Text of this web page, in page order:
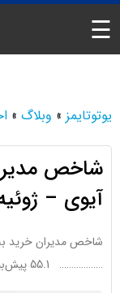
تحلیل تکنیکال
ارز دیجیتال
☰
یوتوتایمز » وبلاگ »
شاخص
آیوی –
……………… 55.1 پیش‌بینی ……………. 55.4 قبلی …………………. 56.2